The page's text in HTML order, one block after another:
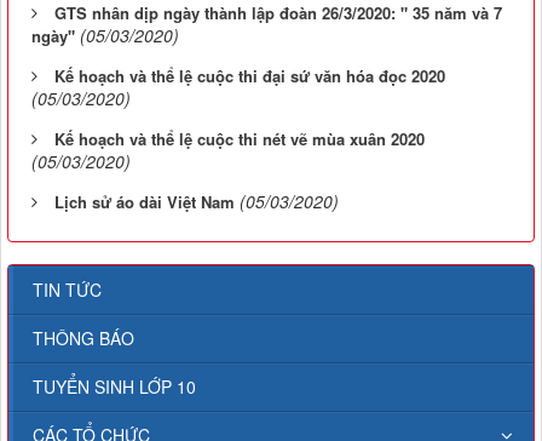
GTS nhân dịp ngày thành lập đoàn 26/3/2020: " 35 năm và 7
ngày" (05/03/2020)
Kế hoạch và thể lệ cuộc thi đại sứ văn hóa đọc 2020
(05/03/2020)
Kế hoạch và thể lệ cuộc thi nét vẽ mùa xuân 2020
(05/03/2020)
Lịch sử áo dài Việt Nam (05/03/2020)
TIN TỨC
THÔNG BÁO
TUYỂN SINH LỚP 10
CÁC TỔ CHỨC